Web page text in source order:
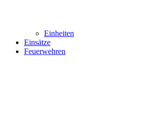
Einheiten
Einsätze
Feuerwehren